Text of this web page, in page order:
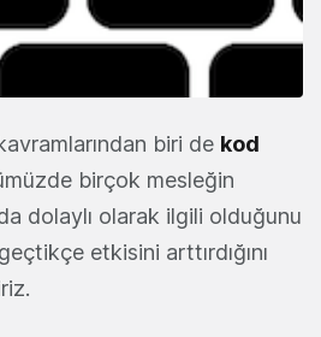
biri de kod
birçok mesleğin
dolaylı olarak ilgili olduğunu
etkisini arttırdığını